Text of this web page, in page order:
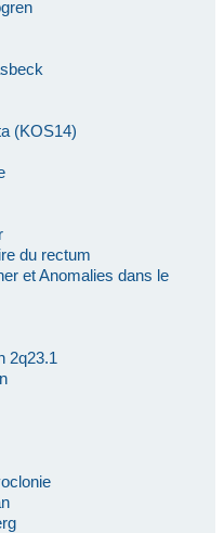
(KOS14)
du rectum
et Anomalies dans le
2q23.1